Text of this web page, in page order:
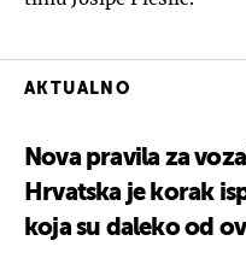
AKTUALNO
Nova pravila za
Hrvatska je korak
koja su daleko od